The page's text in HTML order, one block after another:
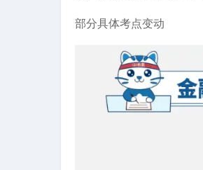
部分具体考点变动